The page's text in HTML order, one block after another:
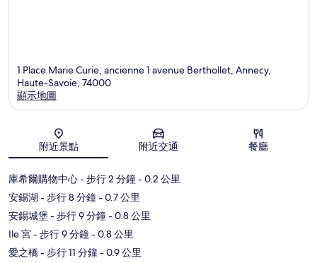
1 Place Marie Curie, ancienne 1 avenue Berthollet, Annecy,
Haute-Savoie, 74000
顯示地圖
附近景點 附近交通 餐廳
庫希爾購物中心- 步行 2 分鐘- 0.2 公里
安錫湖 - 步行 8 分鐘- 0.7 公里
安錫城堡 - 步行 9 分鐘- 0.8 公里
Ile 宮- 步行 9 分鐘- 0.8 公里
愛之橋- 步行 11 分鐘- 0.9 公里